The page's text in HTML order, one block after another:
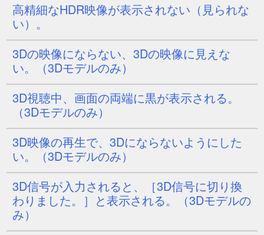
高精細なHDR映像が表示されない（見られな
い）。
3Dの映像にならない、3Dの映像に見えな
い。（3Dモデルのみ）
3D視聴中、画面の両端に黒が表示される。
（3Dモデルのみ）
3D映像の再生で、3Dにならないようにした
い。（3Dモデルのみ）
3D信号が入力されると、［3D信号に切り換
わりました。 ］と表示される。（3Dモデルの
み）